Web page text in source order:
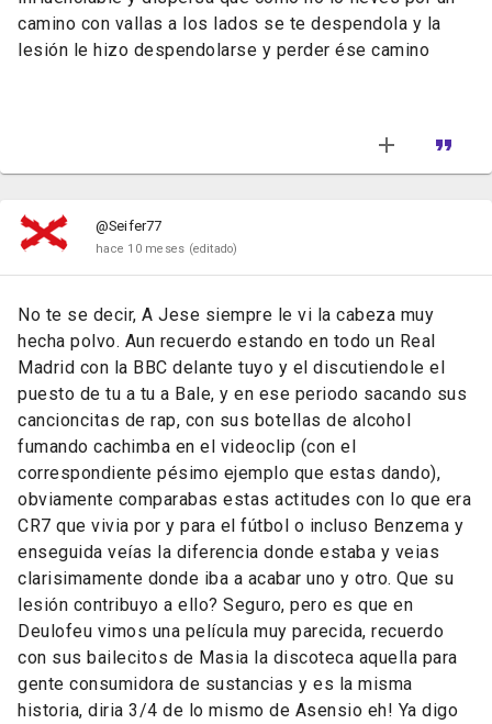
camino con vallas a los lados se te despendola y la
lesión le hizo despendolarse y perder ése camino
@Seifer77
hace 10 meses (editado)
No te se decir, A Jese siempre le vi la cabeza muy
hecha polvo. Aun recuerdo estando en todo un Real
Madrid con la BBC delante tuyo y el discutiendole el
puesto de tu a tu a Bale, y en ese periodo sacando sus
cancioncitas de rap, con sus botellas de alcohol
fumando cachimba en el videoclip (con el
correspondiente pésimo ejemplo que estas dando),
obviamente comparabas estas actitudes con lo que era
CR7 que vivia por y para el fútbol o incluso Benzema y
enseguida veías la diferencia donde estaba y veias
clarisimamente donde iba a acabar uno y otro. Que su
lesión contribuyo a ello? Seguro, pero es que en
Deulofeu vimos una película muy parecida, recuerdo
con sus bailecitos de Masia la discoteca aquella para
gente consumidora de sustancias y es la misma
historia, diria 3/4 de lo mismo de Asensio eh! Ya digo